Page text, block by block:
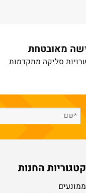
מאובטחת
סליקה מתקדמות